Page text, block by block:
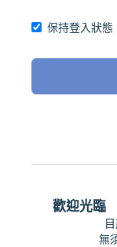
保持登入狀態
歡迎光臨
無